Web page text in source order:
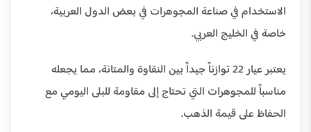
الاستخدام في صناعة المجوهرات في بعض الدول العربية،
خاصة في الخليج العربي.
يعتبر عيار 22 توازناً جيداً بين النقاوة والمتانة، مما يجعله
مناسباً للمجوهرات التي تحتاج إلى مقاومة للبلى اليومي مع
الحفاظ على قيمة الذهب.